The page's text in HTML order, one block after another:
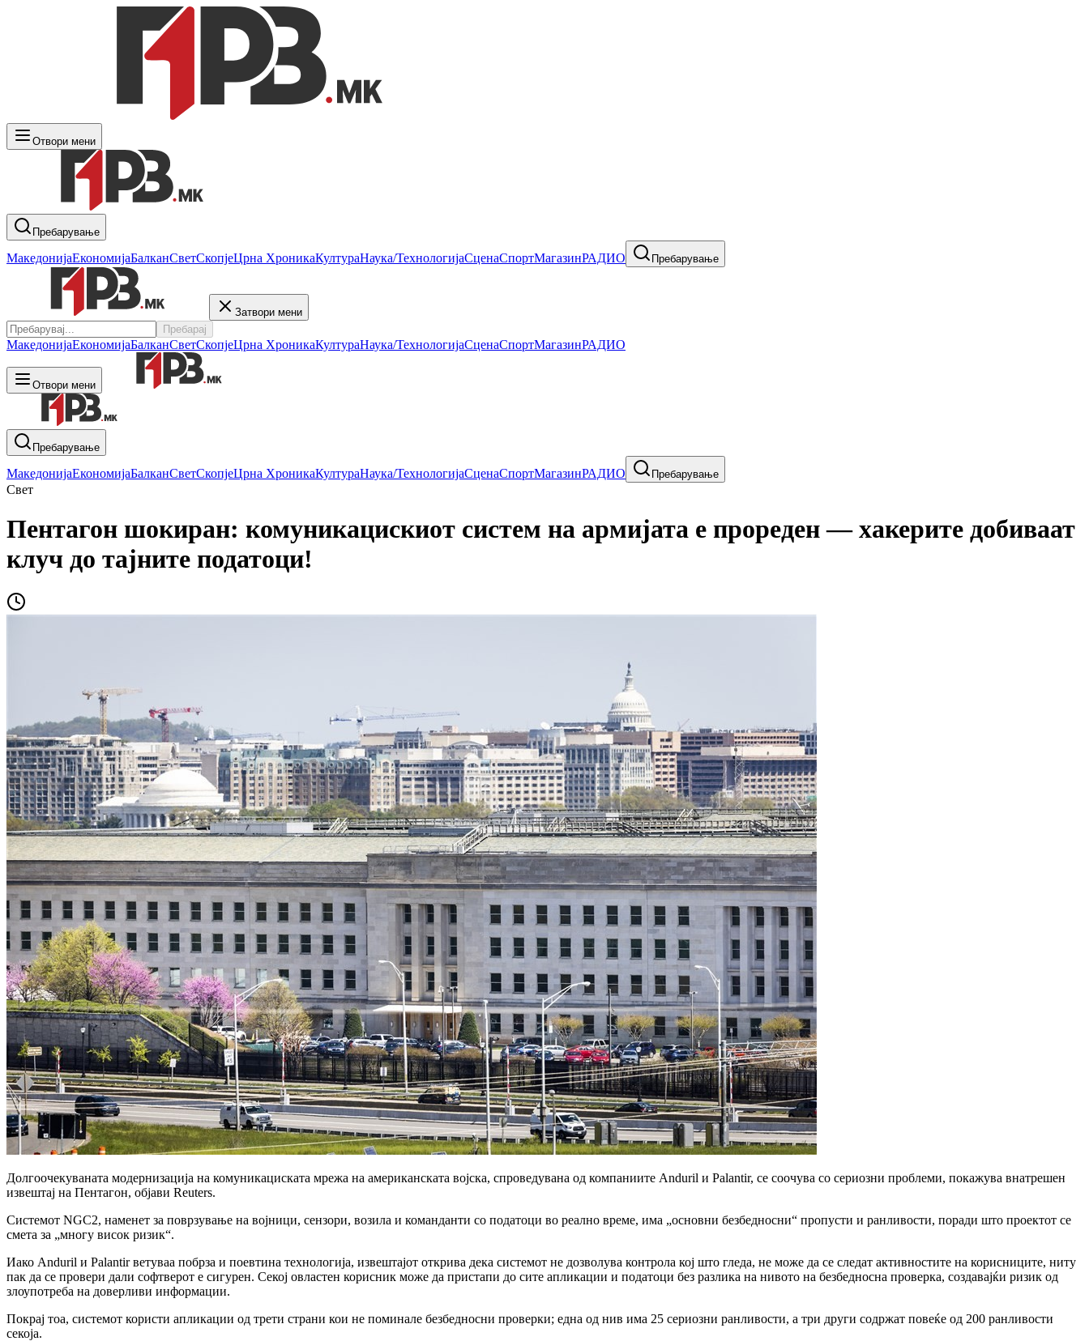
Отвори мени
Пребарување
МакедонијаЕкономијаБалканСветСкопјеЦрна ХроникаКултураНаука/ТехнологијаСценаСпортМагазинРАДИО Пребарување
Затвори мени
Пребарај
МакедонијаЕкономијаБалканСветСкопјеЦрна ХроникаКултураНаука/ТехнологијаСценаСпортМагазинРАДИО
Отвори мени
Пребарување
МакедонијаЕкономијаБалканСветСкопјеЦрна ХроникаКултураНаука/ТехнологијаСценаСпортМагазинРАДИО Пребарување
Свет
Пентагон шокиран: комуникацискиот систем на армијата е прореден — хакерите добиваат
клуч до тајните податоци!
Долгоочекуваната модернизација на комуникациската мрежа на американската војска, спроведувана од компаниите Anduril и Palantir, се соочува со сериозни проблеми, покажува внатрешен
извештај на Пентагон, објави Reuters.
Системот NGC2, наменет за поврзување на војници, сензори, возила и команданти со податоци во реално време, има „основни безбедносни“ пропусти и ранливости, поради што проектот се
смета за „многу висок ризик“.
Иако Anduril и Palantir ветуваа побрза и поевтина технологија, извештајот открива дека системот не дозволува контрола кој што гледа, не може да се следат активностите на корисниците, ниту
пак да се провери дали софтверот е сигурен. Секој овластен корисник може да пристапи до сите апликации и податоци без разлика на нивото на безбедносна проверка, создавајќи ризик од
злоупотреба на доверливи информации.
Покрај тоа, системот користи апликации од трети страни кои не поминале безбедносни проверки; една од нив има 25 сериозни ранливости, а три други содржат повеќе од 200 ранливости
секоја.